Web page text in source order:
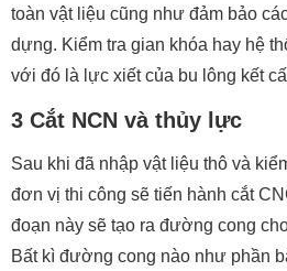
toàn vật liệu cũng như đảm bảo
dựng. Kiểm tra gian khóa hay hệ
với đó là lực xiết của bu lông kết
3 Cắt NCN và thủy lực
Sau khi đã nhập vật liệu thô và
đơn vị thi công sẽ tiến hành cắt
đoạn này sẽ tạo ra đường cong
Bất kì đường cong nào như phần